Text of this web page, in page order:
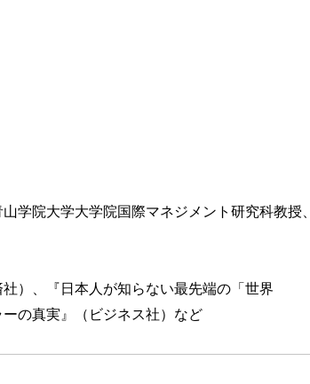
学院大学大学院国際マネジメント研究科教授、
）、『日本人が知らない最先端の「世界
の真実』（ビジネス社）など